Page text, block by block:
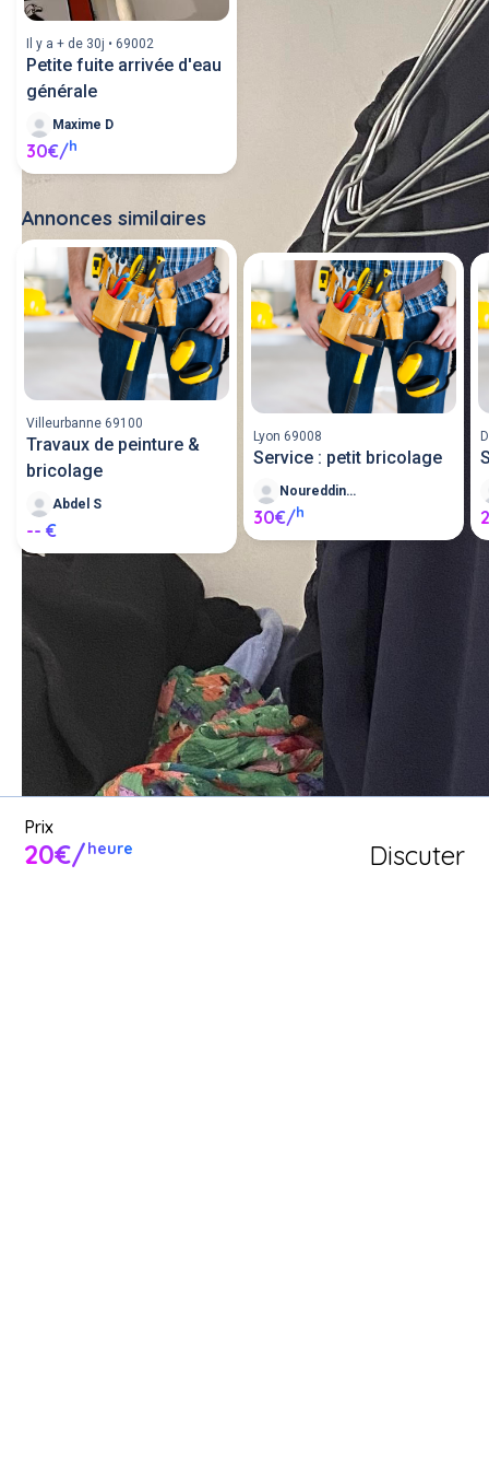
Discuter
Prix
20€/heure
Il y a + de 30j • 69002
Petite fuite arrivée d'eau
générale
Maxime D
30€/h
Annonces similaires Tout voir
Villeurbanne 69100
Travaux de peinture &
bricolage
Abdel S
-- €
Lyon 69008
Service : petit bricolage
Noureddine C
30€/h
Demande un service de
bricolage entre voisins ou
proposer mes services de
bricolage.
Poster une annonce